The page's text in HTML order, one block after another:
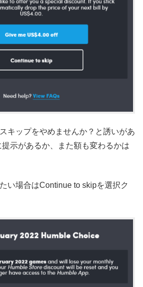
キップをやめませんか？と誘いがあ
示があるか、また額も変わるかは
い場合はContinue to skipを選択ク